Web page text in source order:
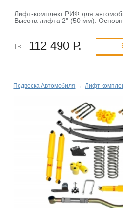
Лифт-комплект РИФ для
Высота лифта 2" (50 мм).
112 490 Р.
Подвеска Автомобиля → Лифт